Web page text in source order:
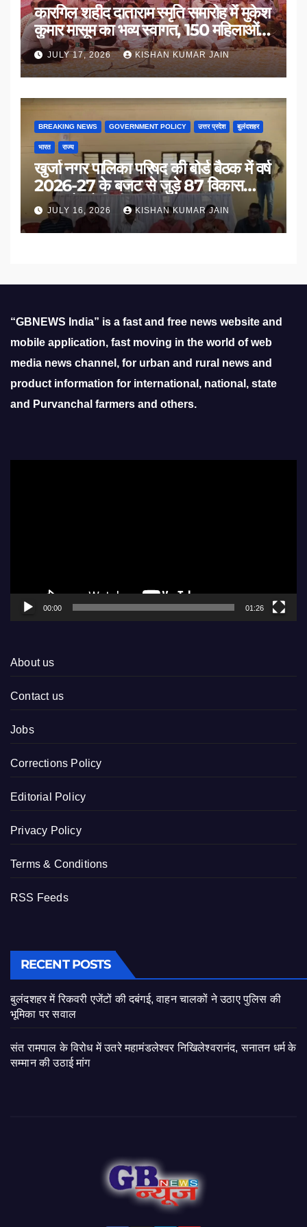
कारगिल शहीद दाताराम स्मृति समारोह में मुकेश
कुमार मासूम का भव्य स्वागत, 150 महिलाओं
का सम्मान
JULY 17, 2026 KISHAN KUMAR JAIN
BREAKING NEWS GOVERNMENT POLICY उत्तर प्रदेश बुलंदशहर
भारत राज्य
खुर्जा नगर पालिका परिषद की बोर्ड बैठक में वर्ष
2026-27 के बजट से जुड़े 87 विकास
प्रस्तावों को मिली मंजूरी
JULY 16, 2026 KISHAN KUMAR JAIN
“GBNEWS India” is a fast and free news website and
mobile application, fast moving in the world of web
media news channel, for urban and rural news and
product information for international, national, state
and Purvanchal farmers and others.
00:00 01:26
About us
Contact us
Jobs
Corrections Policy
Editorial Policy
Privacy Policy
Terms & Conditions
RSS Feeds
RECENT POSTS
बुलंदशहर में रिकवरी एजेंटों की दबंगई, वाहन चालकों ने उठाए पुलिस की
भूमिका पर सवाल
संत रामपाल के विरोध में उतरे महामंडलेश्वर निखिलेश्वरानंद, सनातन धर्म के
सम्मान की उठाई मांग